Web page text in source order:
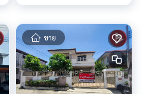
หาริมทรัพย์
ขาย